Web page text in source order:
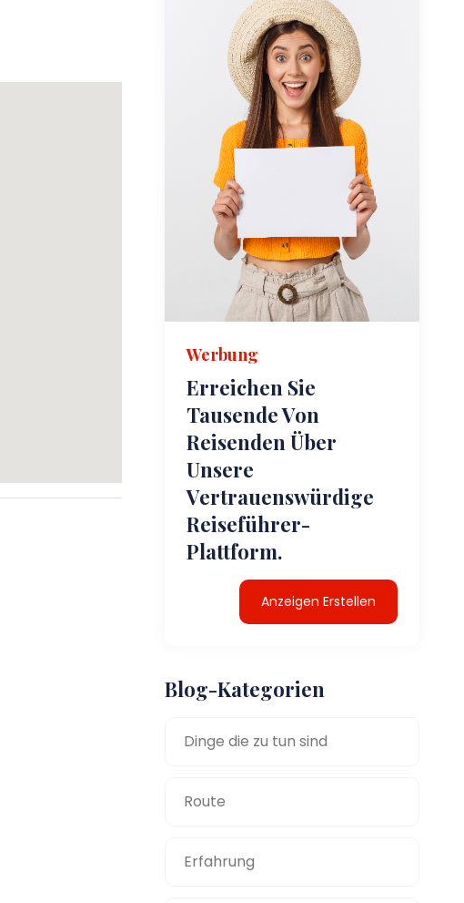
Werbung
Erreichen Sie
Tausende Von
Reisenden Über
Unsere
Vertrauenswürdige
Reiseführer-
Plattform.
Anzeigen Erstellen
Blog-Kategorien
Dinge die zu tun sind
Route
Erfahrung